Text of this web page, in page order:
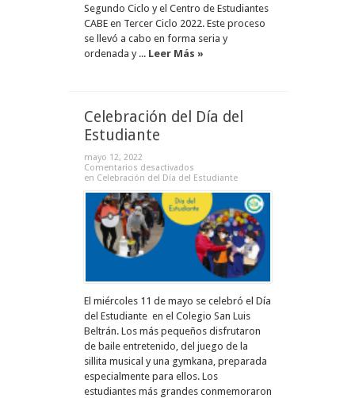
Segundo Ciclo y el Centro de Estudiantes
CABE en Tercer Ciclo 2022. Este proceso
se llevó a cabo en forma seria y
ordenada y ... Leer Más »
Celebración del Día del
Estudiante
mayo 12, 2022
Comentarios desactivados
en Celebración del Día del Estudiante
El miércoles 11 de mayo se celebró el Día
del Estudiante en el Colegio San Luis
Beltrán. Los más pequeños disfrutaron
de baile entretenido, del juego de la
sillita musical y una gymkana, preparada
especialmente para ellos. Los
estudiantes más grandes conmemoraron